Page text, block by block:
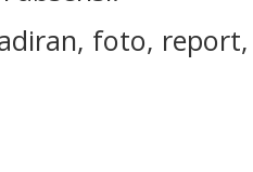
foto,